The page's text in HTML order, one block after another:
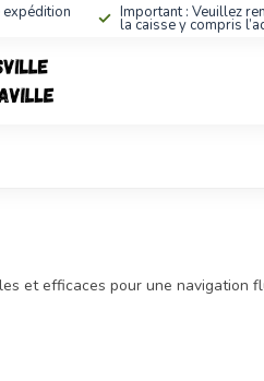
expédition Important : Veuillez
la caisse y compris
et efficaces pour une navigation